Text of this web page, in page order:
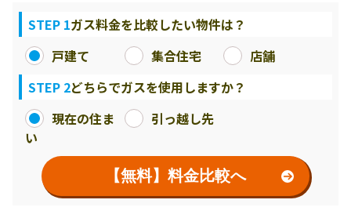
STEP 1ガス料金を比較したい物件は？
戸建て
集合住宅
店舗
STEP 2どちらでガスを使用しますか？
現在の住ま
い
引っ越し先
【無料】料金比較へ